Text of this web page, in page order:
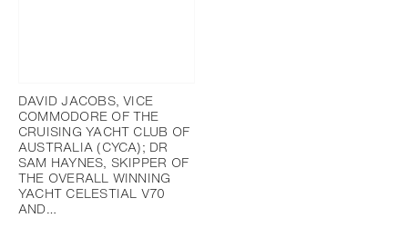
DAVID JACOBS, VICE
COMMODORE OF THE
CRUISING YACHT CLUB OF
AUSTRALIA (CYCA); DR
SAM HAYNES, SKIPPER OF
THE OVERALL WINNING
YACHT CELESTIAL V70
AND…